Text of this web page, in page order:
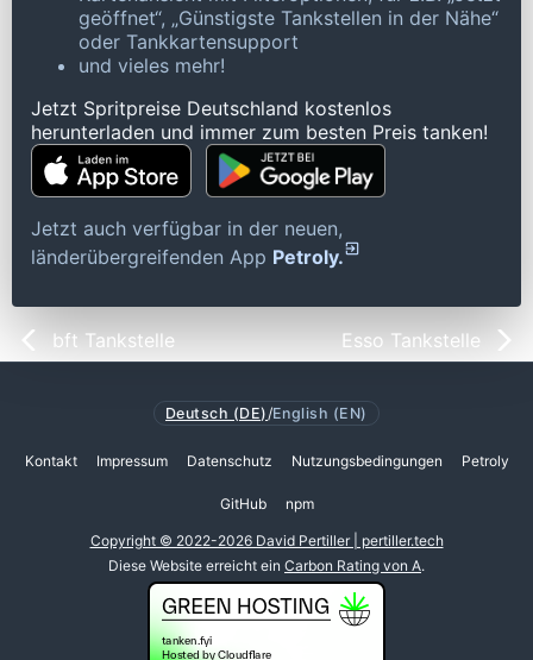
geöffnet“, „Günstigste Tankstellen in der Nähe“
oder Tankkartensupport
und vieles mehr!
Jetzt Spritpreise Deutschland kostenlos
herunterladen und immer zum besten Preis tanken!
Jetzt auch verfügbar in der neuen,
länderübergreifenden App Petroly.
bft Tankstelle Esso Tankstelle
Deutsch (DE) /English (EN)
Kontakt Impressum Datenschutz Nutzungsbedingungen Petroly
GitHub npm
Copyright © 2022-2026 David Pertiller | pertiller.tech
Diese Website erreicht ein Carbon Rating von A.